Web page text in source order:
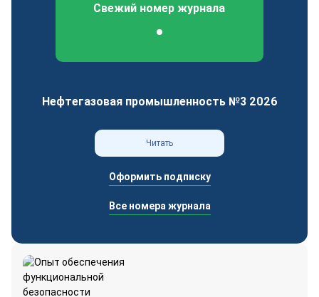
Свежий номер журнала
Нефтегазовая промышленность №3 2026
Читать
Оформить подписку
Все номера журнала